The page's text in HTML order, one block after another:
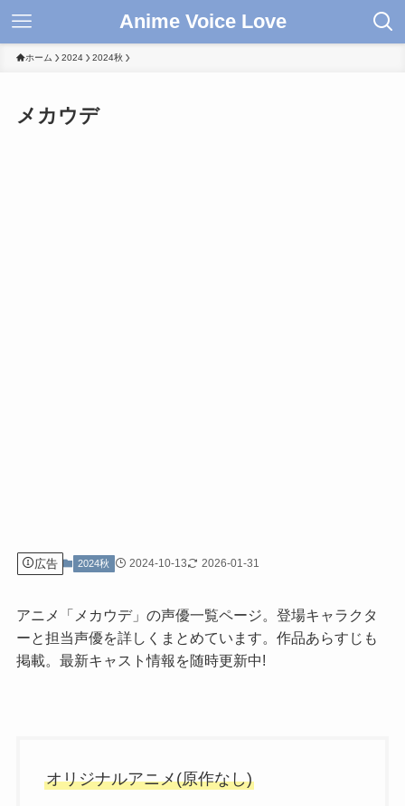
Anime Voice Love
ホーム 2024 2024秋
メカウデ
広告 2024秋 2024-10-13 2026-01-31
アニメ「メカウデ」の声優一覧ページ。登場キャラクタ
ーと担当声優を詳しくまとめています。作品あらすじも
掲載。最新キャスト情報を随時更新中!
オリジナルアニメ(原作なし)